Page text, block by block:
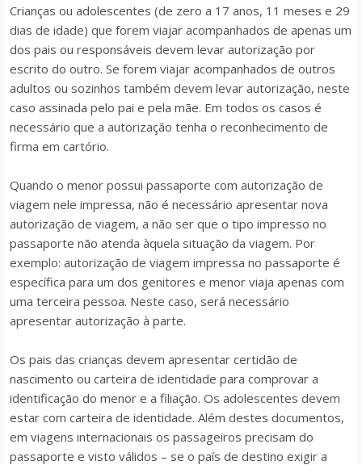
Crianças ou adolescentes (de zero a 17 anos, 11 meses e 29
dias de idade) que forem viajar acompanhados de apenas um
dos pais ou responsáveis devem levar autorização por
escrito do outro. Se forem viajar acompanhados de outros
adultos ou sozinhos também devem levar autorização, neste
caso assinada pelo pai e pela mãe. Em todos os casos é
necessário que a autorização tenha o reconhecimento de
firma em cartório.
Quando o menor possui passaporte com autorização de
viagem nele impressa, não é necessário apresentar nova
autorização de viagem, a não ser que o tipo impresso no
passaporte não atenda àquela situação da viagem. Por
exemplo: autorização de viagem impressa no passaporte é
específica para um dos genitores e menor viaja apenas com
uma terceira pessoa. Neste caso, será necessário
apresentar autorização à parte.
Os pais das crianças devem apresentar certidão de
nascimento ou carteira de identidade para comprovar a
identificação do menor e a filiação. Os adolescentes devem
estar com carteira de identidade. Além destes documentos,
em viagens internacionais os passageiros precisam do
passaporte e visto válidos – se o país de destino exigir a